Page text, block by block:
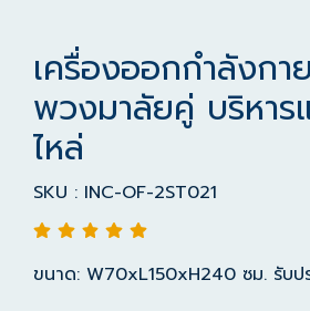
เครื่องออกกำลังกา
พวงมาลัยคู่ บริหาร
ไหล่
SKU : INC-OF-2ST021
ขนาด: W70xL150xH240 ซม. รับป